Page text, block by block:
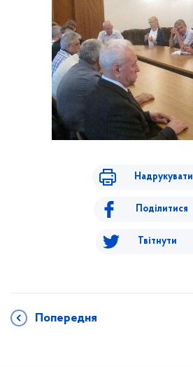
Надрукувати
Поділитися
Твітнути
Попередня